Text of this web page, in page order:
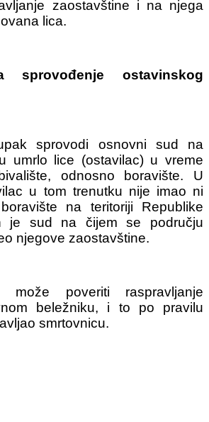
zaostavštine i na njega
lica.
sprovođenje ostavinskog
sprovodi osnovni sud na
umrlo lice (ostavilac) u vreme
odnosno boravište. U
u tom trenutku nije imao ni
na teritoriji Republike
je sud na čijem se području
njegove zaostavštine.
može poveriti raspravljanje
beležniku, i to po pravilu
smrtovnicu.